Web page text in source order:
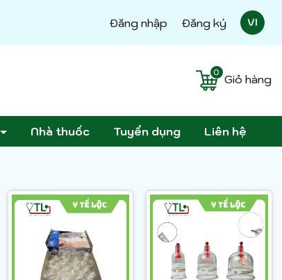
Đăng nhập Đăng ký VI
Giỏ hàng
0
Nhà thuốc Tuyển dụng Liên hệ